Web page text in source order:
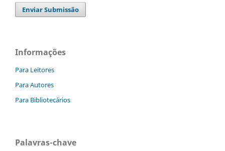
Enviar Submissão
Informações
Para Leitores
Para Autores
Para Bibliotecários
Palavras-chave